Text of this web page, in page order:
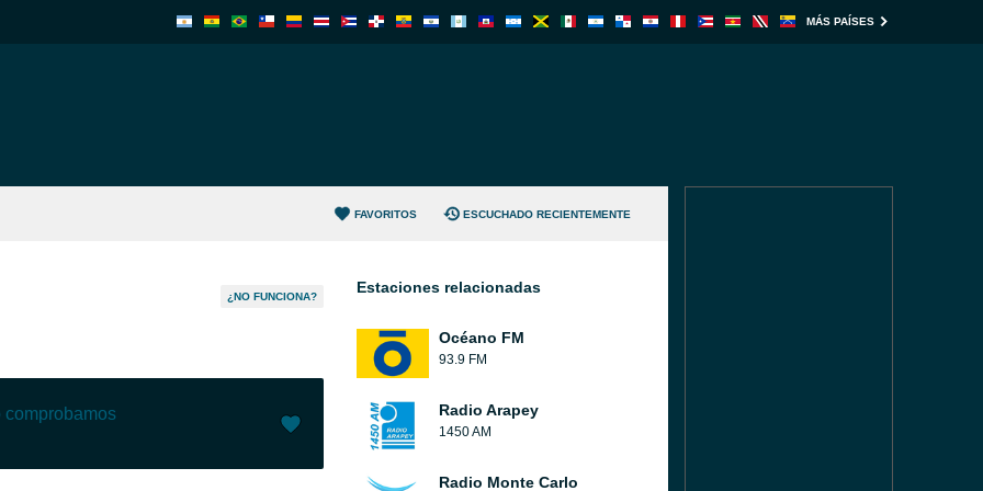
MÁS PAÍSES
FAVORITOS ESCUCHADO RECIENTEMENTE
¿NO FUNCIONA?
comprobamos
Estaciones relacionadas
Océano FM
93.9 FM
Radio Arapey
1450 AM
Radio Monte Carlo